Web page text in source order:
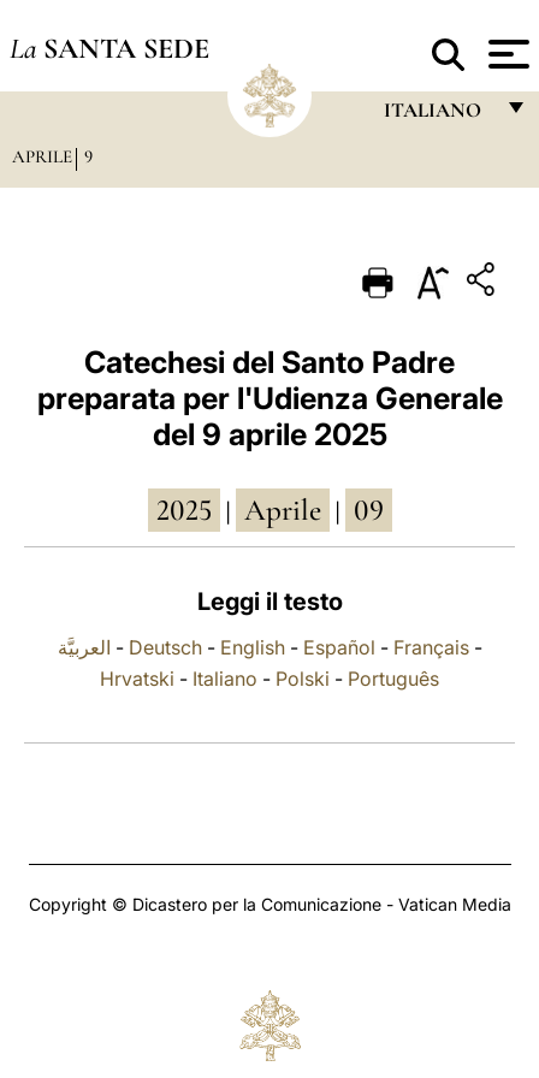
La SANTA SEDE
ITALIANO
PORTUGUÊS
ESPAÑOL
DEUTSCH
POLSKI
العربيّة
中文
APRILE 9
Catechesi del Santo Padre
preparata per l'Udienza Generale
del 9 aprile 2025
2025 Aprile 09
Leggi il testo
العربيَّة - Deutsch- English- Español - Français-
Hrvatski - Italiano - Polski - Português
Copyright © Dicastero per la Comunicazione - Vatican Media